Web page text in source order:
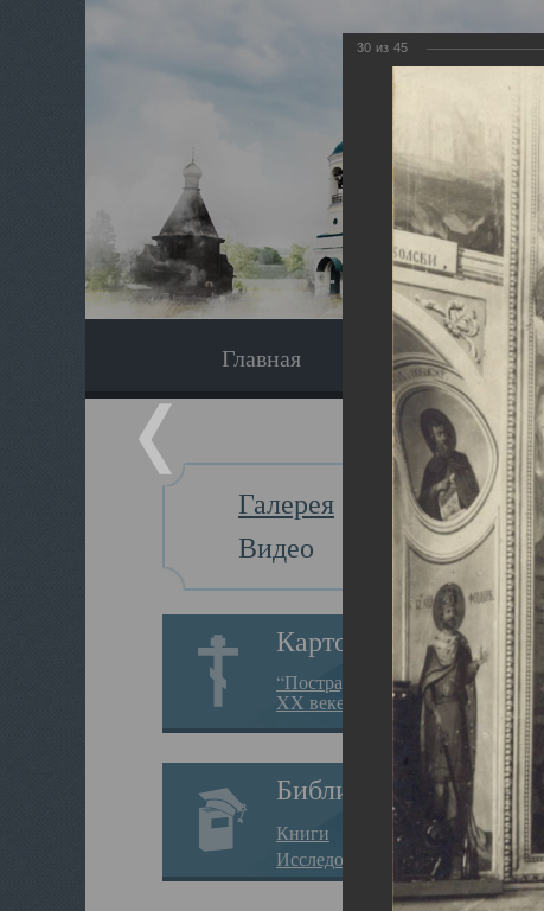
Главная Экскурсия
Галерея
Видео
Картотека
“Пострадавшие за веру в
XX веке на Севере”
Библиотека
Книги
Исследования
30 из 45